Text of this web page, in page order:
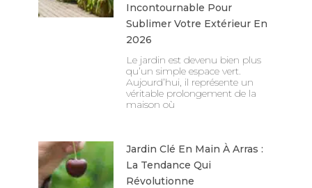
Incontournable Pour
Sublimer Votre Extérieur En
2026
Le jardin est devenu bien plus
qu’un simple espace vert.
Aujourd’hui, il représente un
véritable prolongement de la
maison où
Jardin Clé En Main À Arras :
La Tendance Qui
Révolutionne